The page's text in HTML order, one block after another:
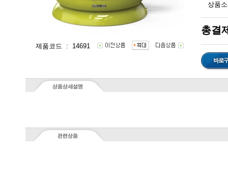
제품코드 : 14691
상품
총결